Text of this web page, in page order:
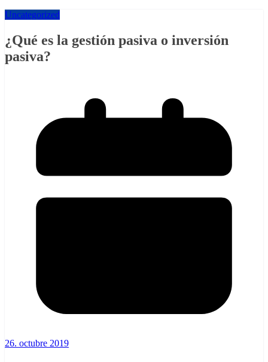
Uncategorized
¿Qué es la gestión pasiva o inversión
pasiva?
26. octubre 2019